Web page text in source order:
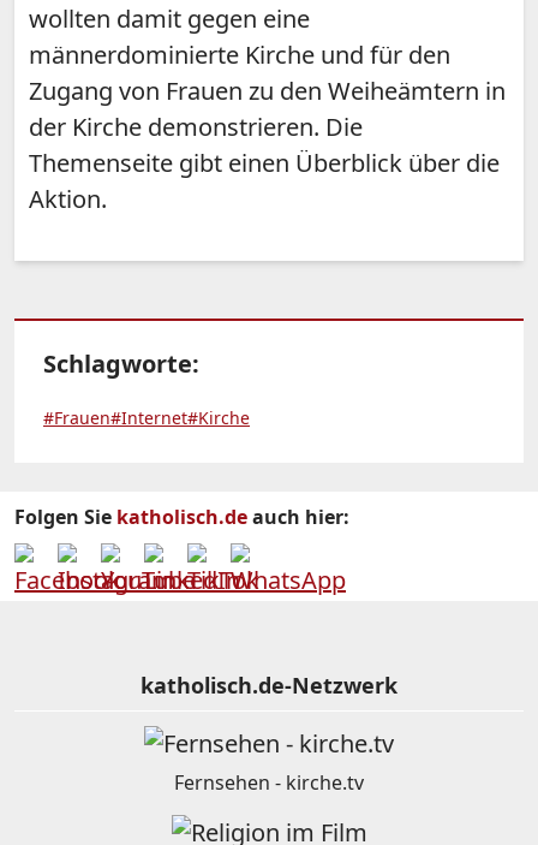
wollten damit gegen eine
männerdominierte Kirche und für den
Zugang von Frauen zu den Weiheämtern in
der Kirche demonstrieren. Die
Themenseite gibt einen Überblick über die
Aktion.
Schlagworte:
#Frauen#Internet#Kirche
Folgen Sie katholisch.deauch hier:
katholisch.de-Netzwerk
Fernsehen - kirche.tv